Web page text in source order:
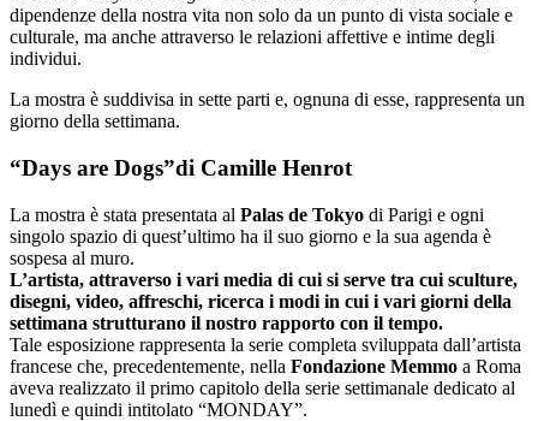
dipendenze della nostra vita non solo da un punto di vista sociale e
culturale, ma anche attraverso le relazioni affettive e intime degli
individui.
La mostra è suddivisa in sette parti e, ognuna di esse, rappresenta un
giorno della settimana.
“Days are Dogs”di Camille Henrot
La mostra è stata presentata al Palas de Tokyo di Parigi e ogni
singolo spazio di quest’ultimo ha il suo giorno e la sua agenda è
sospesa al muro.
L’artista, attraverso i vari media di cui si serve tra cui sculture,
disegni, video, affreschi, ricerca i modi in cui i vari giorni della
settimana strutturano il nostro rapporto con il tempo.
Tale esposizione rappresenta la serie completa sviluppata dall’artista
francese che, precedentemente, nella Fondazione Memmo a Roma
aveva realizzato il primo capitolo della serie settimanale dedicato al
lunedì e quindi intitolato “MONDAY”.